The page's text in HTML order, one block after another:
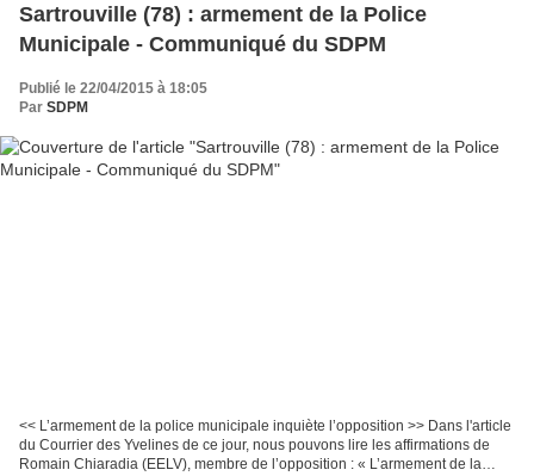
Sartrouville (78) : armement de la Police
Municipale - Communiqué du SDPM
Publié le 22/04/2015 à 18:05
Par SDPM
<< L’armement de la police municipale inquiète l’opposition >> Dans l'article
du Courrier des Yvelines de ce jour, nous pouvons lire les affirmations de
Romain Chiaradia (EELV), membre de l’opposition : « L’armement de la